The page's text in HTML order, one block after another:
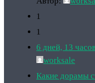
1
1
6 дней, 13
worksale
Какие дорамы